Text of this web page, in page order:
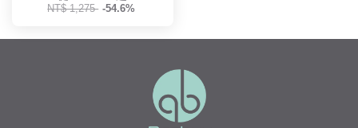
NT$ 1,275 -54.6%